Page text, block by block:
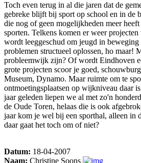
Toch even terug in al die jaren dat de
gebreke blijft bij sport op school en in de
die nog of geen mogelijkheden meer heeft
sporten. Telkens komen er weer
wordt leeggeschud om jeugd in
problemen structueel oplossen, ho maar!
probleemwijk zijn? Of wordt Eindhoven
grote projecten scoor je goed,
Museum, Dynamo. Maar ruimte om te
ontmoetingsplaatsen op wijkniveau daar
jaar geleden liepen we al met zo'n
de Oude Toren, helaas die is ook
jaar kom je wel bij een sporthal, alleen in
daar gaat het toch om of niet?
Datum: 18-04-2007
Naam: Christine Soons